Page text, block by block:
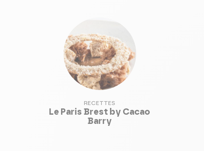
RECETTES
Le Paris Brest by Cacao
Barry